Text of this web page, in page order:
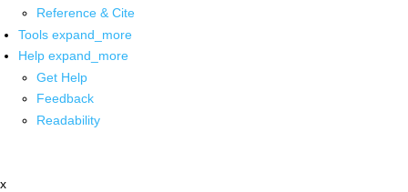
Reference & Cite
Tools expand_more
Help expand_more
Get Help
Feedback
Readability
x